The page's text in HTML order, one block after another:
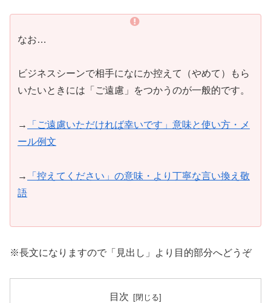
なお…
ビジネスシーンで相手になにか控えて（やめて）もら
いたいときには「ご遠慮」をつかうのが一般的です。
→
「ご遠慮いただければ幸いです」意味と使い方・メ
ール例文
→
「控えてください」の意味・より丁寧な言い換え敬
語
※長文になりますので「見出し」より目的部分へどうぞ
目次